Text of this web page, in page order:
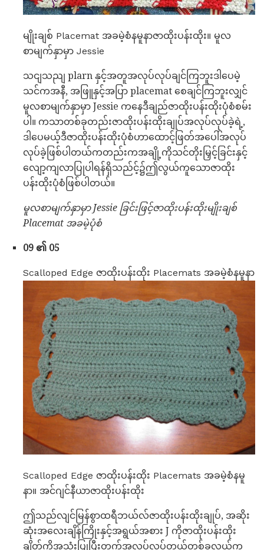
မျိုးချစ် Placemat အခမဲ့စံနမူနာဇာထိုးပန်းထိုး။ မူလ
စာမျက်နှာမှာ Jessie
သငျသညျ plarn နှင့်အတူအလုပ်လုပ်ချင်ကြဘူးဒါပေမဲ့
သင်ကအနီ, အဖြူနှင့်အပြာ placemat စေချင်ကြဘူးလျှင်
မူလစာမျက်နှာမှာ Jessie ကနေဒီချည်ဇာထိုးပန်းထိုးပုံစံစမ်း
ပါ။ ကသာတစ်ခုတည်းဇာထိုးပန်းထိုးချုပ်အလုပ်လုပ်ခဲ့ရဲ့,
ဒါပေမယ့်ဒီဇာထိုးပန်းထိုးပုံစံဟာထောင့်ဖြတ်အပေါ်အလုပ်
လုပ်ခဲ့ဖြစ်ပါတယ်ကတည်းကအချို့ကိုသင်တိုးမြှင့်ခြင်းနှင့်
လျော့ကျလာပြုပါရန်ရှိသည်င့်၌ဤလွယ်ကူသောဇာထိုး
ပန်းထိုးပုံစံဖြစ်ပါတယ်။
မူလစာမျက်နှာမှာ Jessie ခြင်းဖြင့်ဇာထိုးပန်းထိုးမျိုးချစ်
Placemat အခမဲ့ပုံစံ
09 ၏ 05
Scalloped Edge ဇာထိုးပန်းထိုး Placemats အခမဲ့စံနမူနာ
Scalloped Edge ဇာထိုးပန်းထိုး Placemats အခမဲ့စံနမူ
နာ။ အင်ဂျင်နီယာဇာထိုးပန်းထိုး
ဤသည်လျင်မြန်စွာထရီဘယ်လ်ဇာထိုးပန်းထိုးချုပ်, အဆိုး
ဆုံးအလေးချိန်ကြိုးနှင့်အရွယ်အစား J ကိုဇာထိုးပန်းထိုး
ချိတ်ကိုအသုံးပြုပြီးတက်အလုပ်လုပ်တယ်တစ်ခုလွယ်ကူ